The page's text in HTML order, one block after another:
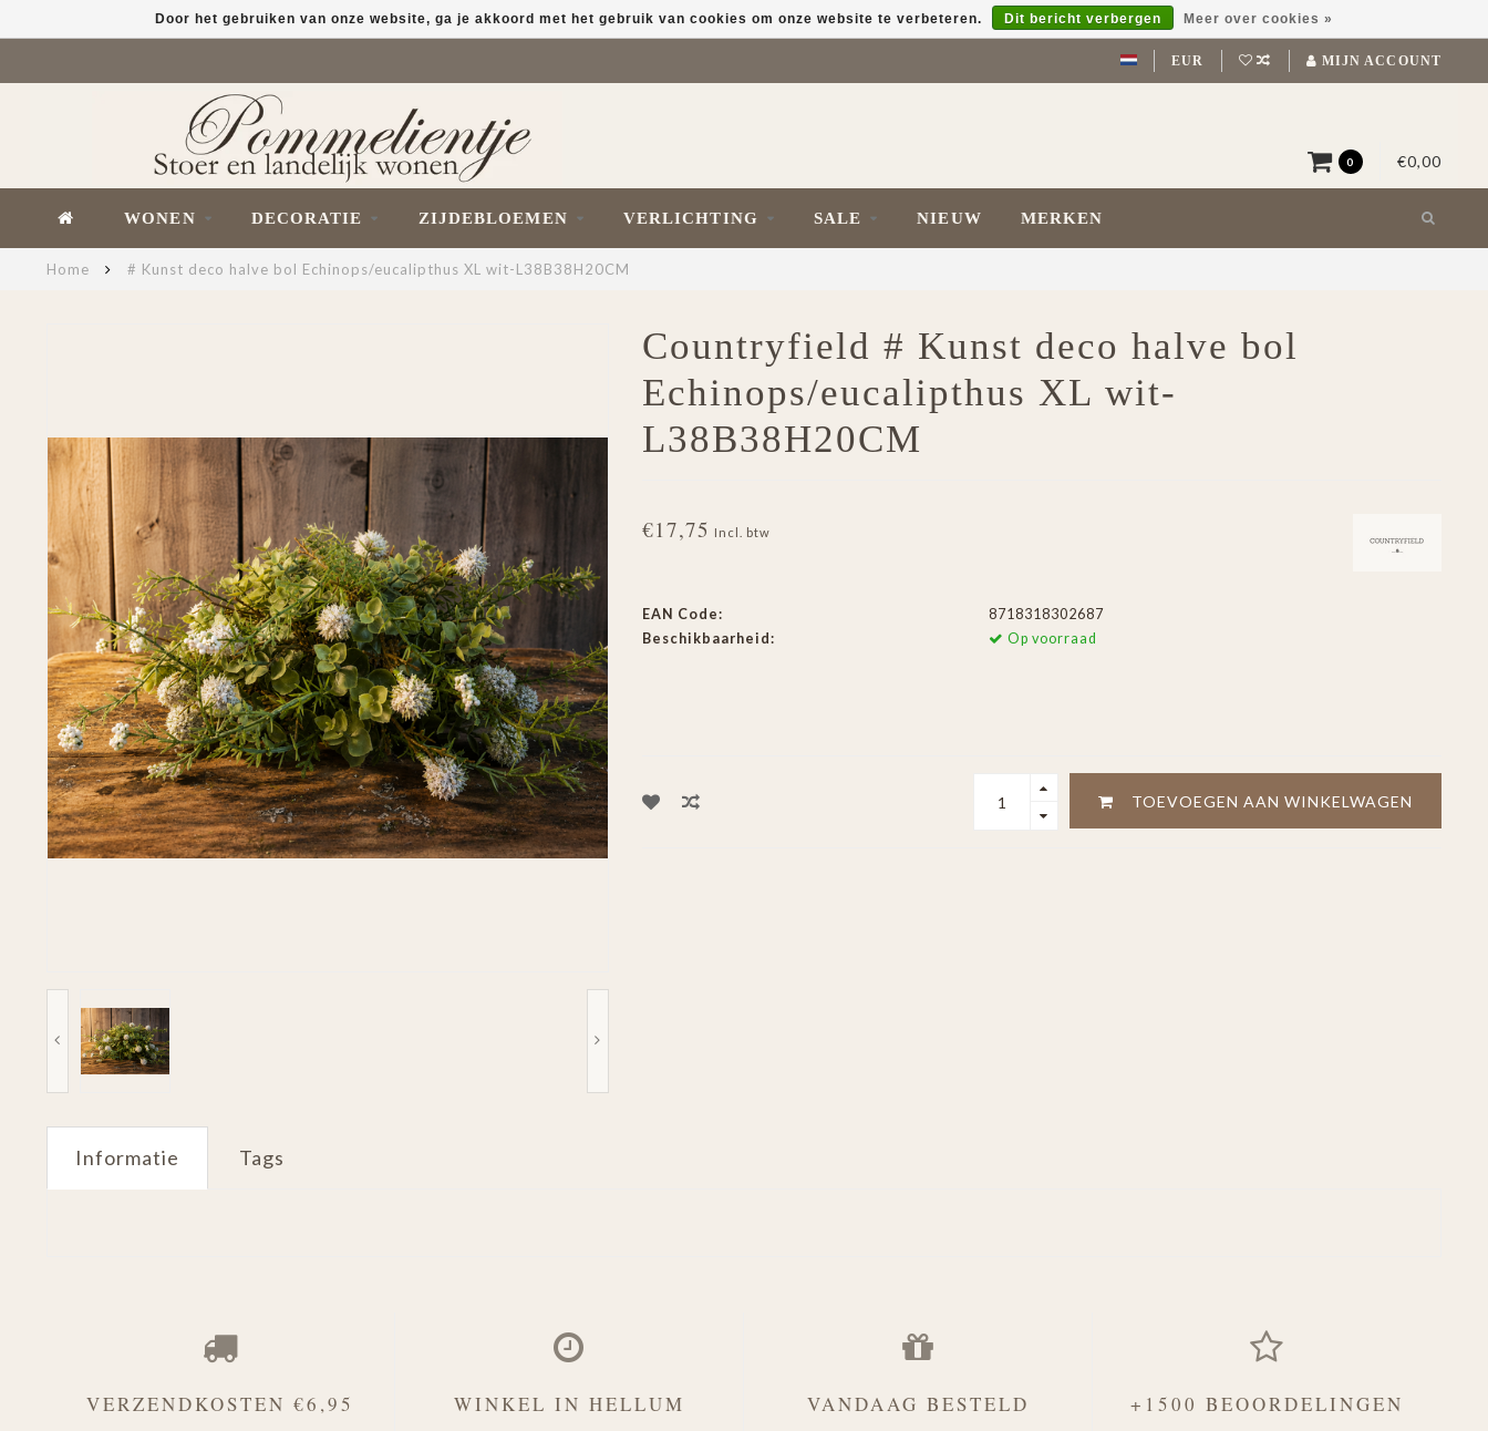
EUR MIJN ACCOUNT
0 €0,00
WONEN DECORATIE ZIJDEBLOEMEN VERLICHTING SALE NIEUW MERKEN
Home # Kunst deco halve bol Echinops/eucalipthus XL wit-L38B38H20CM
Countryfield # Kunst deco halve bol
Echinops/eucalipthus XL wit-
L38B38H20CM
€17,75 Incl. btw
EAN Code:
8718318302687
Beschikbaarheid:
Op voorraad
TOEVOEGEN AAN WINKELWAGEN
Informatie Tags
Door het gebruiken van onze website, ga je akkoord met het gebruik van cookies om onze website te verbeteren. Dit bericht verbergen Meer over cookies »
VERZENDKOSTEN €6,95 WINKEL IN HELLUM VANDAAG BESTELD +1500 BEOORDELINGEN